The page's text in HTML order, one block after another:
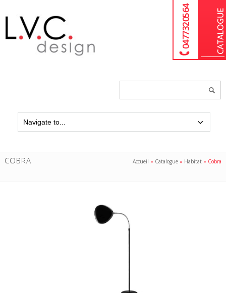
04 77 32 05 64
COBRA Accueil » Catalogue » Habitat » Cobra